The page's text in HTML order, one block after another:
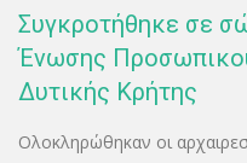
Συγκροτήθηκε σε
Ένωσης
Δυτικής Κρήτης
Ολοκληρώθηκαν οι